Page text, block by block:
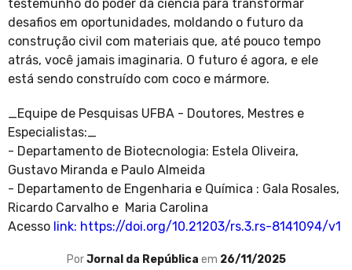
testemunho do poder da ciência para transformar
desafios em oportunidades, moldando o futuro da
construção civil com materiais que, até pouco tempo
atrás, você jamais imaginaria. O futuro é agora, e ele
está sendo construído com coco e mármore.
_Equipe de Pesquisas UFBA - Doutores, Mestres e
Especialistas:_
- Departamento de Biotecnologia: Estela Oliveira,
Gustavo Miranda e Paulo Almeida
- Departamento de Engenharia e Química : Gala Rosales,
Ricardo Carvalho e Maria Carolina
Acesso link: https://doi.org/10.21203/rs.3.rs-8141094/v1
PorJornal da República em 26/11/2025